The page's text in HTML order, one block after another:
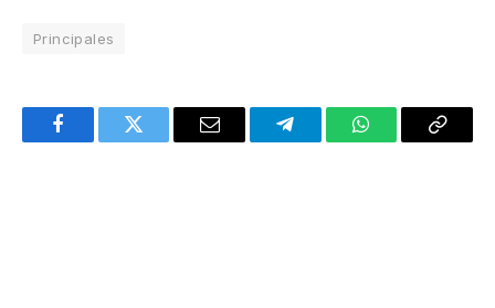
Principales
FacebookTwitter Email TelegramWhatsAppCopy